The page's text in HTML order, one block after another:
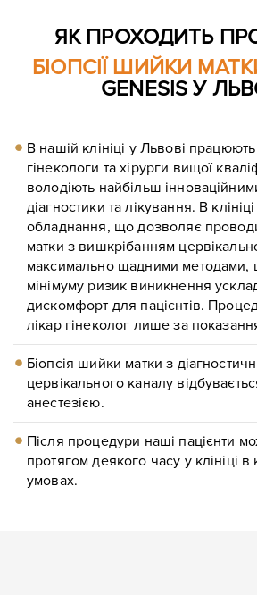
ЯК ПРОХОДИТЬ
БІОПСІЇ ШИЙКИ
GENESIS У
В нашій клініці у Львові працюють
гінекологи та хірурги вищої
володіють найбільш
діагностики та лікування. В
обладнання, що дозволяє
матки з вишкрібанням
максимально щадними методами,
мінімуму ризик виникнення
дискомфорт для пацієнтів.
лікар гінеколог лише за
Біопсія шийки матки з
цервікального каналу
анестезією.
Після процедури наші пацієнти
протягом деякого часу у клініці
умовах.